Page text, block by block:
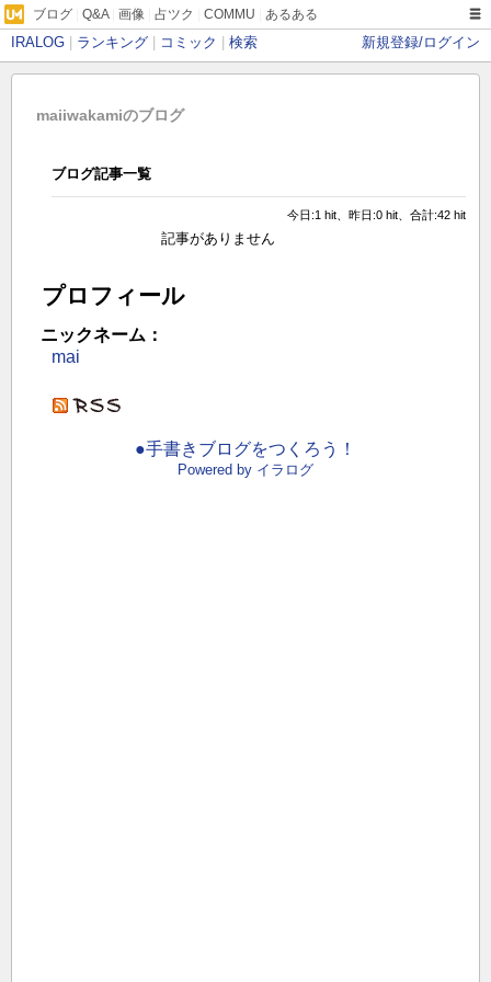
ブログ Q&A| 画像 占ツク COMMU あるある
IRALOG ランキング コミック 検索 新規登録/ログイン
maiiwakamiのブログ
ブログ記事一覧
今日:1 hit、昨日:0 hit、合計:42 hit
記事がありません
プロフィール
ニックネーム：
mai
●手書きブログをつくろう！
Powered by イラログ